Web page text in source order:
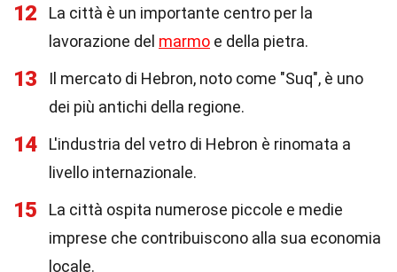
12
La città è un importante centro per la
lavorazione del marmo e della pietra.
13
Il mercato di Hebron, noto come "Suq", è uno
dei più antichi della regione.
14
L'industria del vetro di Hebron è rinomata a
livello internazionale.
15
La città ospita numerose piccole e medie
imprese che contribuiscono alla sua economia
locale.